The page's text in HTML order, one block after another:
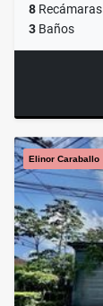
8 Recámaras
3 Baños
Elinor Caraballo